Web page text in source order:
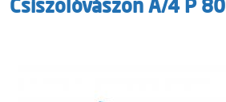
Csiszolóvászon A/4 P 80